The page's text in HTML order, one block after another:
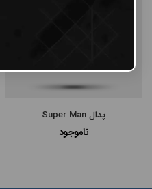
پدال Super Man
ناموجود